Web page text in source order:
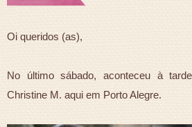
Oi queridos (as),
No último sábado, aconteceu à
Christine M. aqui em Porto Alegre.